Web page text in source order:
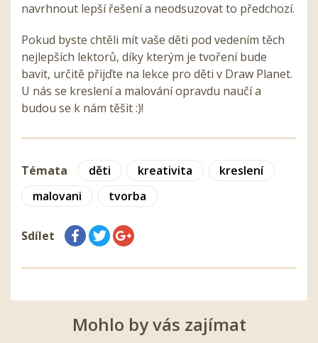
navrhnout lepší řešení a neodsuzovat to předchozí.
Pokud byste chtěli mít vaše děti pod vedením těch
nejlepších lektorů, díky kterým je tvoření bude
bavit, určitě přijďte na lekce pro děti v Draw Planet.
U nás se kreslení a malování opravdu naučí a
budou se k nám těšit :)!
Témata děti kreativita
kreslení
malovani
tvorba
Sdílet
Mohlo by vás zajímat